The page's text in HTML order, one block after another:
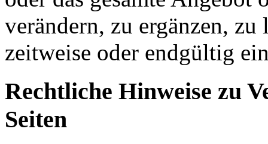
verändern, zu ergänzen,
zeitweise oder endgültig
Rechtliche Hinweise zu
Seiten